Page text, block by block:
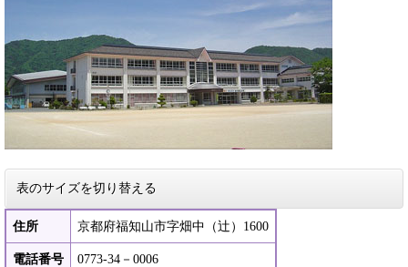
表のサイズを切り替える
住所 京都府福知山市字畑中（辻）1600
電話番号 0773-34－0006